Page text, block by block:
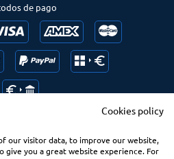
de pago
Ranking us
Cookies policy
our visitor data, to improve our website,
give you a great website experience. For